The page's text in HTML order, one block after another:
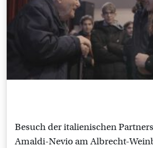
Besuch der italienischen
Amaldi-Nevio am Albrecht-